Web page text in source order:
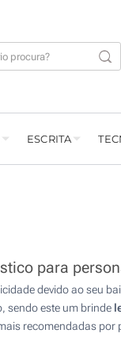
ESCRITA
para
devido ao seu
sendo este um brinde
recomendadas